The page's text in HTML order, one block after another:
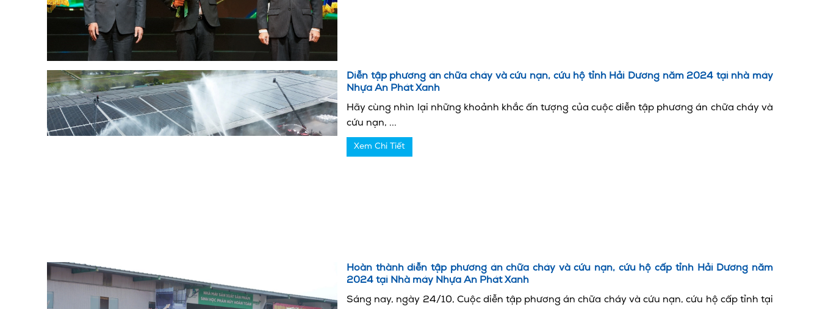
Diễn tập phương án chữa cháy và cứu nạn, cứu hộ tỉnh Hải Dương năm 2024 tại nhà máy
Nhựa An Phát Xanh
Hãy cùng nhìn lại những khoảnh khắc ấn tượng của cuộc diễn tập phương án chữa cháy và
cứu nạn, ...
Xem Chi Tiết
Hoàn thành diễn tập phương án chữa cháy và cứu nạn, cứu hộ cấp tỉnh Hải Dương năm
2024 tại Nhà máy Nhựa An Phát Xanh
Sáng nay, ngày 24/10, Cuộc diễn tập phương án chữa cháy và cứu nạn, cứu hộ cấp tỉnh tại